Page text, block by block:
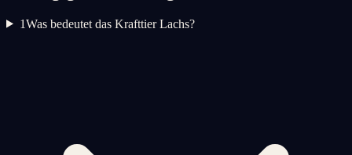
1Was bedeutet das Krafttier Lachs?